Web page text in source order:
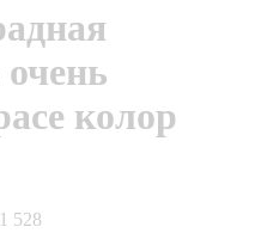
колор
528